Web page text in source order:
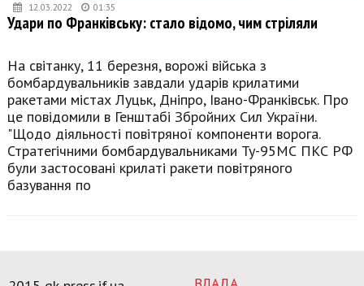
12.03.2022 01:35
Удари по Франківську: стало відомо, чим стріляли
На світанку, 11 березня, ворожі війська з
бомбардувальників завдали ударів крилатими
ракетами містах Луцьк, Дніпро, Івано-Франківськ. Про
це повідомили в Генштабі Збройних Сил України.
"Щодо діяльності повітряної компоненти ворога.
Стратегічними бомбардувальниками Ту-95МС ПКС РФ
були застосовані крилаті ракети повітряного
базування по